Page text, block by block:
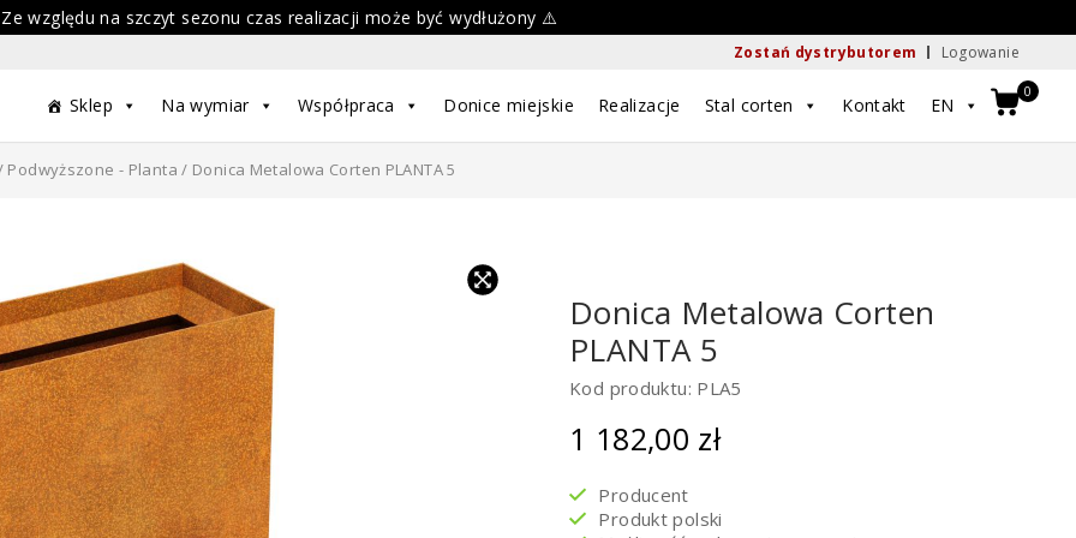
względu na szczyt sezonu czas realizacji może być wydłużony ⚠️
Zostań dystrybutorem Logowanie
Sklep Na wymiar Współpraca Donice miejskie Realizacje Stal corten Kontakt EN
0
Podwyższone - Planta / Donica Metalowa Corten PLANTA 5
Donica Metalowa Corten
PLANTA 5
Kod produktu: PLA5
1 182,00 zł
Producent
Produkt polski